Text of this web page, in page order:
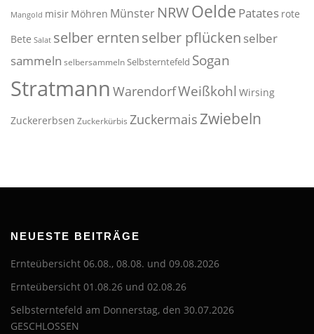
Mangold misir Möhren Münster NRWOelde Patates rote
Bete Salat selber erntenselber pflücken selber
sammeln selbersammelnSelbsterntefeld Sogan
Stratmann WarendorfWeißkohl Wirsing
Zuckererbsen Zuckerkürbis Zuckermais Zwiebeln
NEUESTE BEITRÄGE
Ernteübersicht 06.08., 08.08. und 09.08.2026
Ernteübersicht 01.08.26 und 02.08.26
Selbsterntefeld am Donnerstag, den 30.07.2026
GESCHLOSSEN